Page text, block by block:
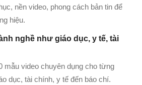
nền video, phong cách bản tin để
hiệu.
nghề như giáo dục, y tế, tài
mẫu video chuyên dụng cho từng
dục, tài chính, y tế đến báo chí.